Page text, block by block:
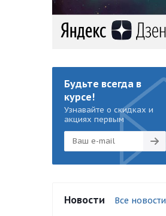
Будьте всегда в
курсе!
Узнавайте о скидках и
акциях первым
Новости Все новости